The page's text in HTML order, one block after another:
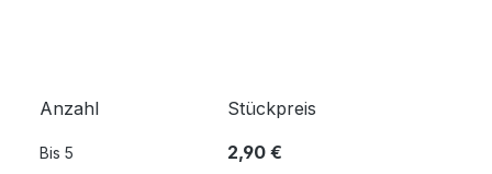
Anzahl Stückpreis
Bis 5 2,90 €